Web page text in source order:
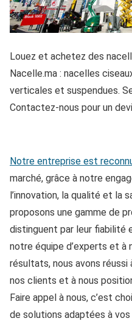
Louez et achetez des
Nacelle.ma : nacelles
verticales et suspendues.
Contactez-nous pour un
Notre entreprise est
marché, grâce à notre
l’innovation, la qualité et la
proposons une gamme de
distinguent par leur fiabilité
notre équipe d’experts et à
résultats, nous avons
nos clients et à nous
Faire appel à nous, c’est
de solutions adaptées à vos